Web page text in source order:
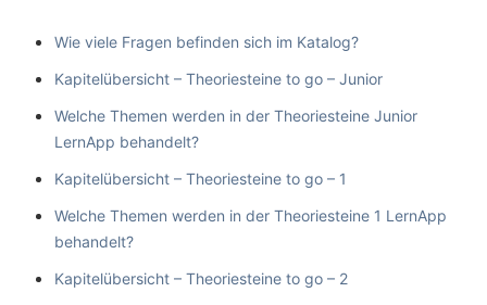
Wie viele Fragen befinden sich im Katalog?
Kapitelübersicht – Theoriesteine to go – Junior
Welche Themen werden in der Theoriesteine Junior
LernApp behandelt?
Kapitelübersicht – Theoriesteine to go – 1
Welche Themen werden in der Theoriesteine 1 LernApp
behandelt?
Kapitelübersicht – Theoriesteine to go – 2